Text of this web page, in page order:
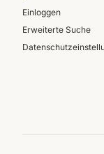
Einloggen
Erweiterte Suche